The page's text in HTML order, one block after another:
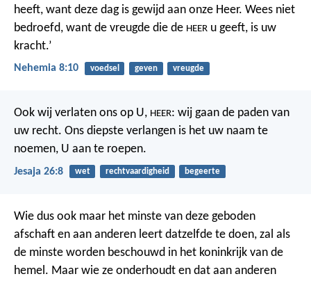
heeft, want deze dag is gewijd aan onze Heer. Wees niet
bedroefd, want de vreugde die de HEER u geeft, is uw
kracht.’
Nehemia 8:10 voedsel geven vreugde
Ook wij verlaten ons op U, HEER: wij gaan de paden van
uw recht. Ons diepste verlangen is het uw naam te
noemen, U aan te roepen.
Jesaja 26:8 wet rechtvaardigheid begeerte
Wie dus ook maar het minste van deze geboden
afschaft en aan anderen leert datzelfde te doen, zal als
de minste worden beschouwd in het koninkrijk van de
hemel. Maar wie ze onderhoudt en dat aan anderen